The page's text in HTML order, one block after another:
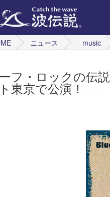
ニュース music
フ・ロックの伝
東京で公演！